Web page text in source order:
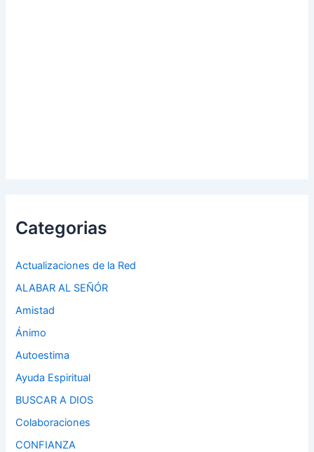
Categorias
Actualizaciones de la Red
ALABAR AL SEÑÓR
Amistad
Ánimo
Autoestima
Ayuda Espiritual
BUSCAR A DIOS
Colaboraciones
CONFIANZA